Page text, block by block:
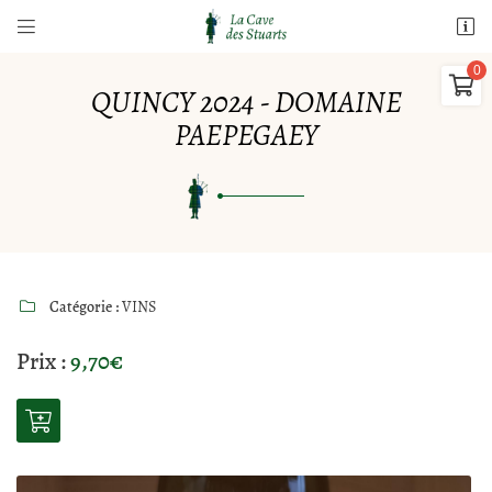
 


 Rafraîchir le captcha
QUINCY 2024 - DOMAINE
PAEPEGAEY
 Catégorie :VINS
Prix :9,70€